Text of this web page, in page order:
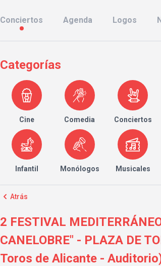
Conciertos Agenda Logos
Categorías
Cine Comedia Conciertos
Infantil Monólogos Musicales
Atrás
2 FESTIVAL
CANELOBRE" - PLAZA DE
Toros de Alicante -